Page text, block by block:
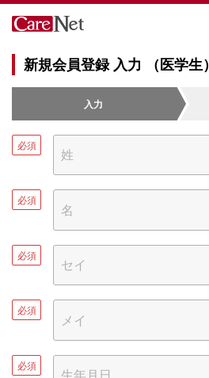
新規会員登録 入力 （医学生）
入力
必須
必須
必須
必須
必須